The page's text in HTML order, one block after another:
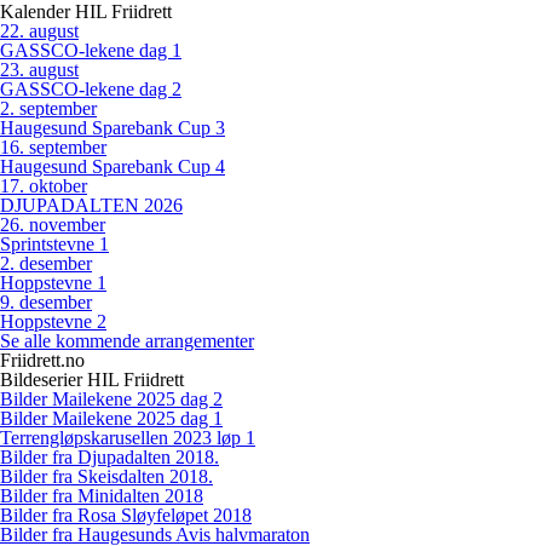
Kalender HIL Friidrett
22. august
GASSCO-lekene dag 1
23. august
GASSCO-lekene dag 2
2. september
Haugesund Sparebank Cup 3
16. september
Haugesund Sparebank Cup 4
17. oktober
DJUPADALTEN 2026
26. november
Sprintstevne 1
2. desember
Hoppstevne 1
9. desember
Hoppstevne 2
Se alle kommende arrangementer
Friidrett.no
Bildeserier HIL Friidrett
Bilder Mailekene 2025 dag 2
Bilder Mailekene 2025 dag 1
Terrengløpskarusellen 2023 løp 1
Bilder fra Djupadalten 2018.
Bilder fra Skeisdalten 2018.
Bilder fra Minidalten 2018
Bilder fra Rosa Sløyfeløpet 2018
Bilder fra Haugesunds Avis halvmaraton